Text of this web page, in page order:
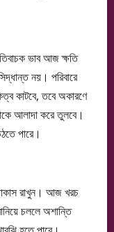
ভাব আজ ক্ষতি
নয়। পরিবারে
কাটবে, তবে অকারণে
আলাদা করে তুলবে।
পারে।
রাখুন। আজ খরচ
চললে অশান্তি